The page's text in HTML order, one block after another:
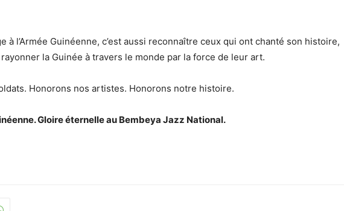
à l’Armée Guinéenne, c’est aussi reconnaître ceux qui ont chanté son histoire,
la Guinée à travers le monde par la force de leur art.
Honorons nos artistes. Honorons notre histoire.
Gloire éternelle au Bembeya Jazz National.